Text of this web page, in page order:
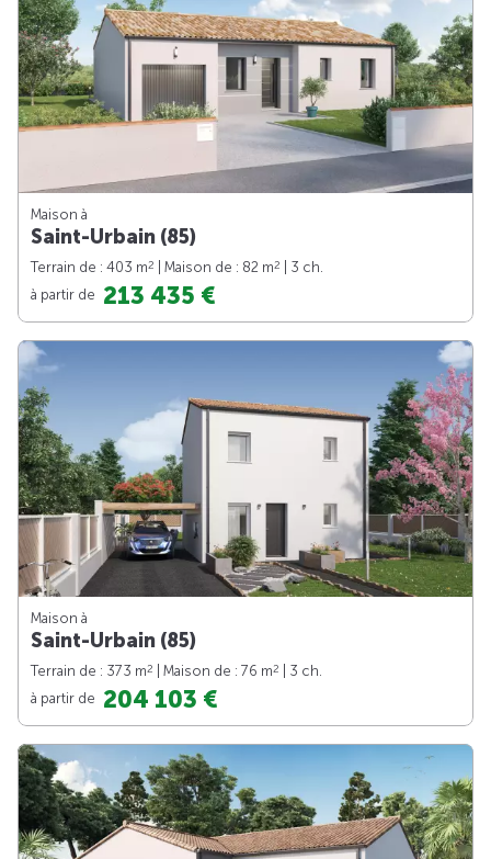
Maison à
Saint-Urbain (85)
Terrain de : 403 m2 | Maison de : 82 m2
| 3 ch.
à partir de 213 435 €
Maison à
Saint-Urbain (85)
Terrain de : 373 m2 | Maison de : 76 m2
| 3 ch.
à partir de 204 103 €